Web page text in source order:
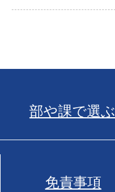
部や課で選ぶ
免責事項